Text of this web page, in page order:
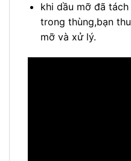
khi dầu mỡ đã
trong thùng,bạn
mỡ và xử lý.